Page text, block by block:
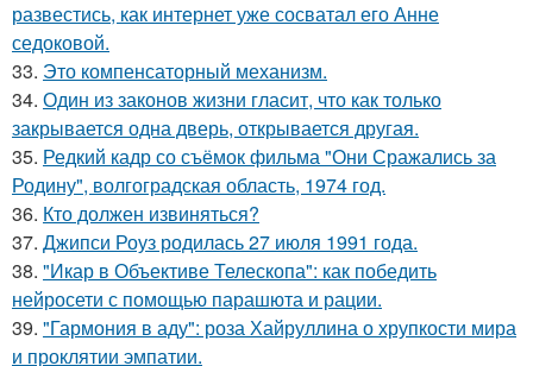
развестись, как интернет уже сосватал его Анне
седоковой.
33. Это компенсаторный механизм.
34. Один из законов жизни гласит, что как только
закрывается одна дверь, открывается другая.
35. Редкий кадр со съёмок фильма "Они Сражались за
Родину", волгоградская область, 1974 год.
36. Кто должен извиняться?
37. Джипси Роуз родилась 27 июля 1991 года.
38. "Икар в Объективе Телескопа": как победить
нейросети с помощью парашюта и рации.
39. "Гармония в аду": роза Хайруллина о хрупкости мира
и проклятии эмпатии.